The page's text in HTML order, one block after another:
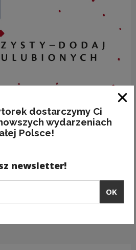
frazeologia, jedzenie
dostarczymy Ci
wydarzeniach
Polsce!
newsletter!
OK